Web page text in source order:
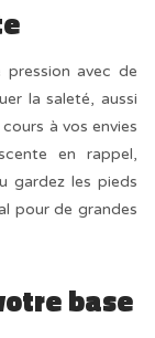
pression avec de
la saleté, aussi
à vos envies
en rappel,
gardez les pieds
pour de grandes
base